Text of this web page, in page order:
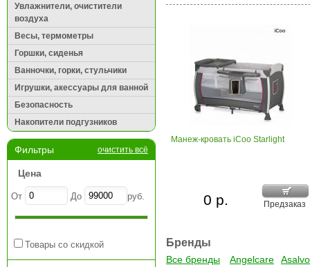
Увлажнители, очистители
воздуха
Весы, термометры
Горшки, сиденья
Ванночки, горки, стульчики
Игрушки, акессуары для ванной
Безопасность
Накопители подгузников
Фильтры очистить всё
Цена
От До руб.
Товары со скидкой
Манеж-кровать iCoo Starlight
Предзаказ
0 р.
Бренды
Все бренды Angelcare
Asalvo